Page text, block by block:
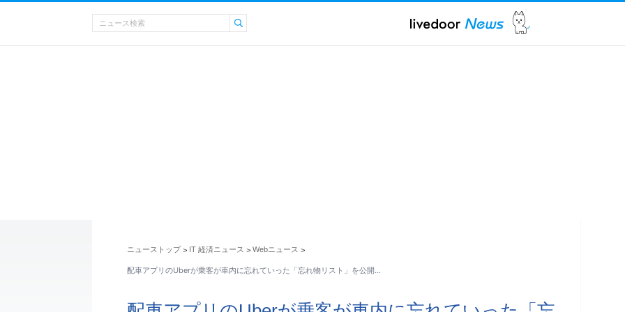
ニューストップ > IT 経済ニュース > Webニュース >
配車アプリのUberが乗客が車内に忘れていった「忘れ物リスト」を公開…